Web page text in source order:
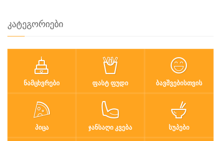
კატეგორიები
ᲜᲐᲛᲪᲮᲕᲠᲔᲑᲘ ᲤᲐᲡᲢ ᲤᲣᲓᲘ ᲑᲐᲕᲨᲕᲔᲑᲘᲡᲗᲕᲘᲡ
ᲞᲘᲪᲐ ᲯᲐᲜᲡᲐᲦᲘ ᲙᲕᲔᲑᲐ ᲡᲣᲞᲔᲑᲘ